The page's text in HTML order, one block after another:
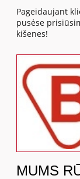
Pageidaujant
pusėse
kišenes!
MUMS